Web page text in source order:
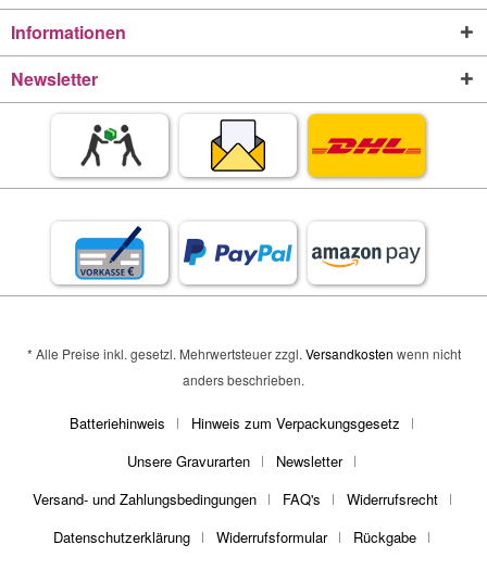
Informationen
Newsletter
* Alle Preise inkl. gesetzl. Mehrwertsteuer zzgl. Versandkosten wenn nicht
anders beschrieben.
Batteriehinweis
Hinweis zum Verpackungsgesetz
Unsere Gravurarten
Newsletter
Versand- und Zahlungsbedingungen
FAQ's
Widerrufsrecht
Datenschutzerklärung
Widerrufsformular
Rückgabe